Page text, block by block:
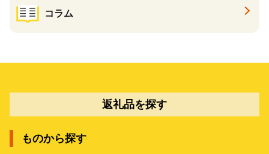
コラム
返礼品を探す
ものから探す